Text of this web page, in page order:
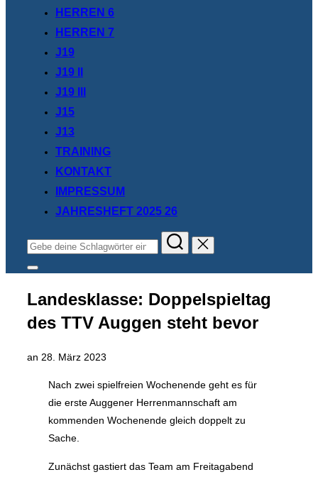
HERREN 6
HERREN 7
J19
J19 II
J19 III
J15
J13
TRAINING
KONTAKT
IMPRESSUM
JAHRESHEFT 2025 26
Suchen
nach:
Seitenleiste
Navigation
umschalten
Landesklasse: Doppelspieltag
des TTV Auggen steht bevor
an Veröffentlicht
28. März 2023
Nach zwei spielfreien Wochenende geht es für
die erste Auggener Herrenmannschaft am
kommenden Wochenende gleich doppelt zu
Sache.
Zunächst gastiert das Team am Freitagabend